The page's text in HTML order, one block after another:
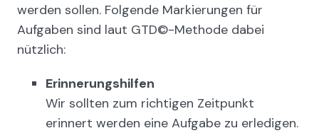
werden sollen. Folgende Markierungen für
Aufgaben sind laut GTD©-Methode dabei
nützlich:
Erinnerungshilfen
Wir sollten zum richtigen Zeitpunkt
erinnert werden eine Aufgabe zu erledigen.